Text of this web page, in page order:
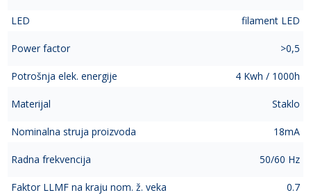
LED filament LED
Power factor >0,5
Potrošnja elek. energije 4 Kwh / 1000h
Materijal Staklo
Nominalna struja proizvoda 18mA
Radna frekvencija 50/60 Hz
Faktor LLMF na kraju nom. ž. veka 0.7